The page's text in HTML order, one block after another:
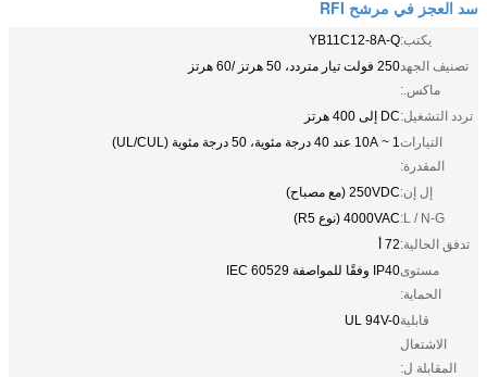
سد العجز في مرشح RFI
يكتب:YB11C12-8A-Q
تصنيف الجهد
ماكس.:
250 فولت تيار متردد، 50 هرتز /60 هرتز
تردد التشغيل:DC إلى 400 هرتز
التيارات
المقدرة:
1 ~ 10A عند 40 درجة مئوية، 50 درجة مئوية (UL/CUL)
إل إن:250VDC (مع مصباح)
L / N-G: 4000VAC (نوع R5)
تدفق الحالية:72 أ
مستوى
الحماية:
IP40 وفقًا للمواصفة IEC 60529
قابلية
الاشتعال
المقابلة ل:
UL 94V-0